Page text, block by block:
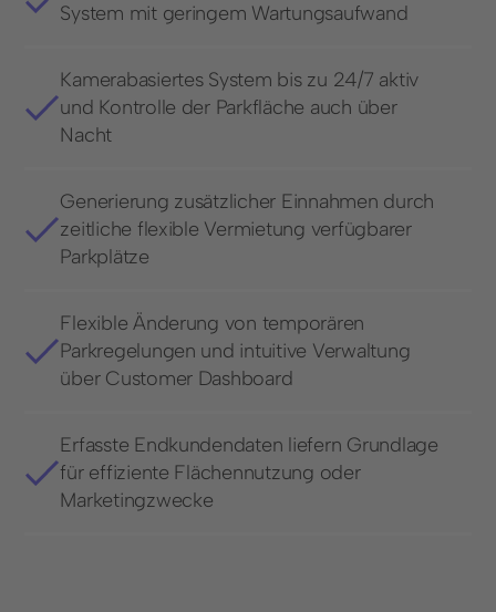
System mit geringem Wartungsaufwand
Kamerabasiertes System bis zu 24/7 aktiv
und Kontrolle der Parkfläche auch über
Nacht
Generierung zusätzlicher Einnahmen durch
zeitliche flexible Vermietung verfügbarer
Parkplätze
Flexible Änderung von temporären
Parkregelungen und intuitive Verwaltung
über Customer Dashboard
Erfasste Endkundendaten liefern Grundlage
für effiziente Flächennutzung oder
Marketingzwecke